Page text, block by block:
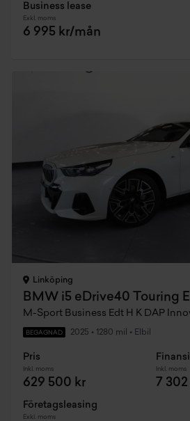
Business lease
Exkl. moms
6 995 kr/mån
Linköping
BMW i5 eDrive40 Touring
M-Sport Business Edt H K DAP
BEGAGNAD 2025 • 1280 mil • Elbil
Pris
Inkl. moms
629 500 kr
Inkl. moms
7
Företagsleasing
Exkl. moms